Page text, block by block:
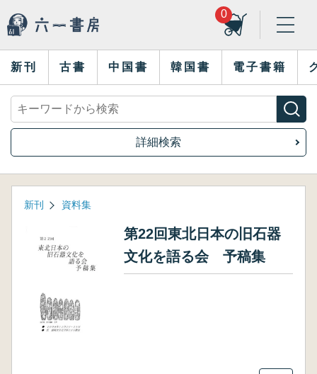
0
新刊 古書 中国書 韓国書 電子書籍
詳細検索
新刊 資料集
第22回東北日本の旧石器
文化を語る会 予稿集